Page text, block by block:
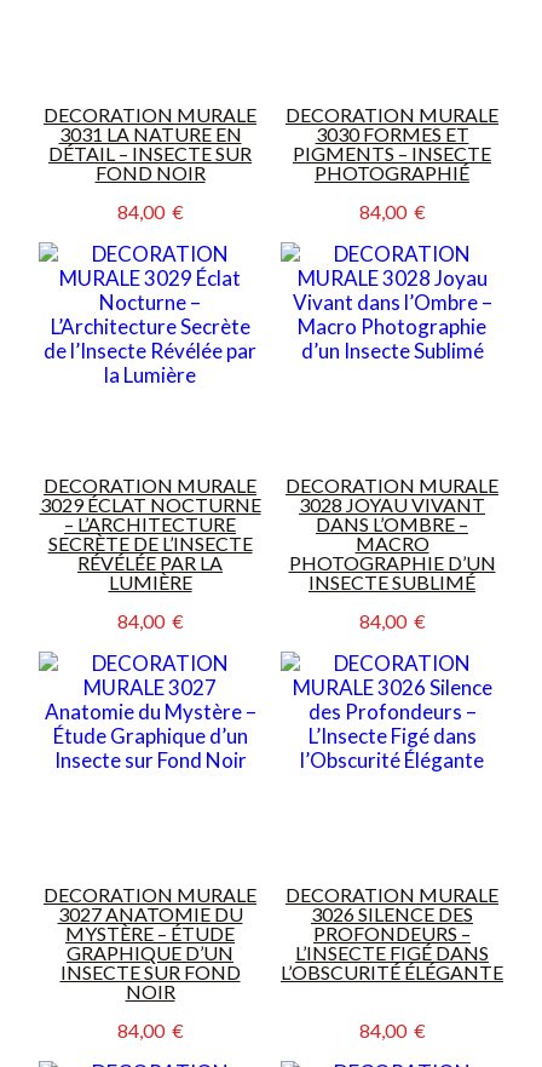
DECORATION MURALE
3031 LA NATURE EN
DÉTAIL – INSECTE SUR
FOND NOIR
84,00  €
DECORATION MURALE
3030 FORMES ET
PIGMENTS – INSECTE
PHOTOGRAPHIÉ
84,00  €
DECORATION MURALE
3029 ÉCLAT NOCTURNE
– L’ARCHITECTURE
SECRÈTE DE L’INSECTE
RÉVÉLÉE PAR LA
LUMIÈRE
84,00  €
DECORATION MURALE
3028 JOYAU VIVANT
DANS L’OMBRE –
MACRO
PHOTOGRAPHIE D’UN
INSECTE SUBLIMÉ
84,00  €
DECORATION MURALE
3027 ANATOMIE DU
MYSTÈRE – ÉTUDE
GRAPHIQUE D’UN
INSECTE SUR FOND
NOIR
84,00  €
DECORATION MURALE
3026 SILENCE DES
PROFONDEURS –
L’INSECTE FIGÉ DANS
L’OBSCURITÉ ÉLÉGANTE
84,00  €